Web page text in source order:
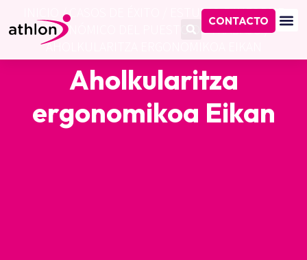
CONTACTO
/CASOS DE ÉXITO
ESTUDIO E INFORME
ERGONÓMICO DEL PUESTO DE TRABAJO/
AHOLKULARITZA ERGONOMIKOA EIKAN
Aholkularitza
ergonomikoa Eikan